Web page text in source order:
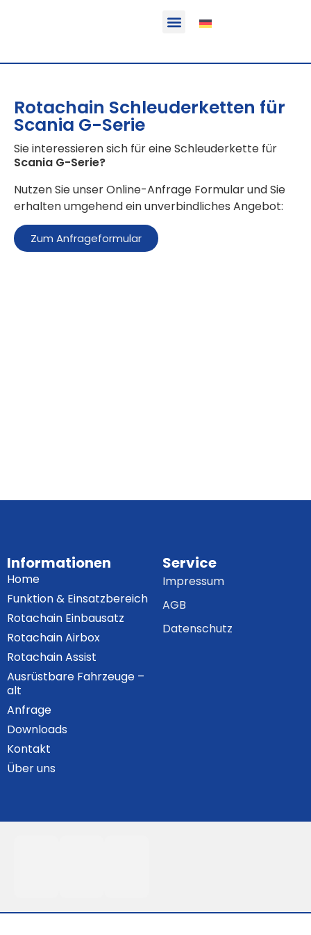
Rotachain Schleuderketten für
Scania G-Serie
Sie interessieren sich für eine Schleuderkette für
Scania G-Serie?
Nutzen Sie unser Online-Anfrage Formular und Sie
erhalten umgehend ein unverbindliches Angebot:
Zum Anfrageformular
Informationen
Home
Funktion & Einsatzbereich
Rotachain Einbausatz
Rotachain Airbox
Rotachain Assist
Ausrüstbare Fahrzeuge –
alt
Anfrage
Downloads
Kontakt
Über uns
Service
Impressum
AGB
Datenschutz